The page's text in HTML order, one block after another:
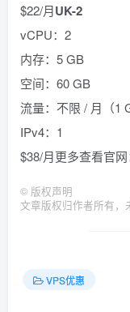
$22/月UK-2
vCPU：2
内存：5 GB
空间：60 GB
流量：不限 / 月（1
IPv4：1
$38/月更多查看官网
© 版权声明
文章版权归作者所有，
VPS优惠